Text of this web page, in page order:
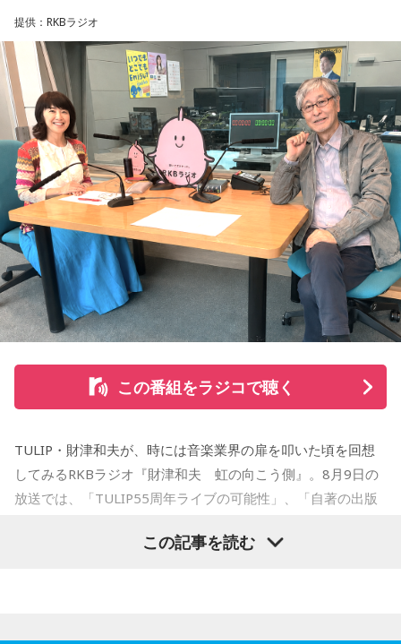
便利になった今だからこそ、ただ景色を眺める時間の大切さ
を感じるエピソードです。
山梨の風景とともに蘇る夏の記憶
『Nostalgic More Story』では、山梨にまつわる風景や、大
切な人との思い出を紹介しています。
今回の放送では、夏の夜空をきっかけに、子どもの頃の純粋
な感動や、時間が経っても色あせない記憶が届けられまし
た。
放送で紹介されたStoryの続きをぜひradikoのタイムフリーで
お楽しみください。
小山宙哉をゲストに迎える特別番組『マンガのラジオ 宇宙兄
弟スペシャル supported by viviON』は8月16日（日）19時
から放送。放送後には、地上波本編で未公開の音源を含むデ
ィレクターズカット版のポッドキャスト配信も予定してい
る。
【小山宙哉プロフィール】
1978年生 京都府出身 京都市立銅駝美術工芸高等学校（現：
京都市立美術工芸高等学校）、大阪市立デザイン教育研究所
卒業。デザイン会社勤務を経て、「モーニング」に持ち込み
をした『ジジジイ』で第14回MANGA OPEN審査委員賞（わ
たせせいぞう賞）受賞。『劇団JET’S』で第15回MANGA
OPEN大賞受賞。2006年『ハルジャン』『ジジジイ-GGG-』
を連載。
2007年12月、初の週刊連載作品『宇宙兄弟』連載開始。同作
で2010年 第56回小学館漫画賞一般向け部門、2011年 第35回
講談社漫画賞一般部門、2014年 手塚治虫文化賞読者賞を受
賞。TVアニメ、実写映画等、多くのメディアミックスを果た
提供：RKBラジオ
この番組をラジコで聴く
TULIP・財津和夫が、時には音楽業界の扉を叩いた頃を回想
してみるRKBラジオ『財津和夫 虹の向こう側』。8月9日の
放送では、「TULIP55周年ライブの可能性」、「自著の出版
た古今のトピックスが盛りだくさんです。
この記事を読む